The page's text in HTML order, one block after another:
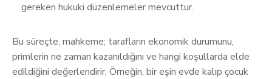
gereken hukuki düzenlemeler mevcuttur.
Bu süreçte, mahkeme; tarafların ekonomik durumunu,
primlerin ne zaman kazanıldığını ve hangi koşullarda elde
edildiğini değerlendirir. Örneğin, bir eşin evde kalıp çocuk